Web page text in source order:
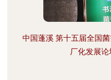
中国蓬溪 第十五届全国
厂化发展